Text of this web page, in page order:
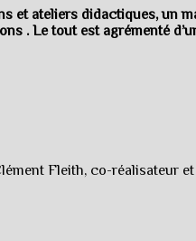
ateliers didactiques, un
. Le tout est agrémenté
Fleith, co-réalisateur